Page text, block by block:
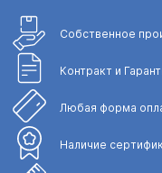
Собственное
Контракт и
Любая форма
Наличие